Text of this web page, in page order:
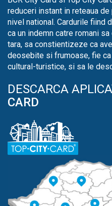
reduceri instant in reteaua
nivel national. Cardurile fiind
ca un indemn catre romani
tara, sa constientizeze ca
deosebite si frumoase, fie
cultural-turistice, si sa le
DESCARCA
CARD